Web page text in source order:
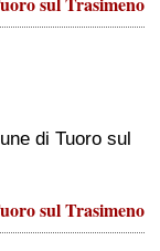
di Tuoro sul
sul Trasimeno